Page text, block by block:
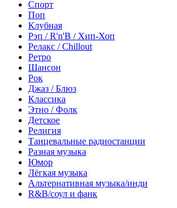
Спорт
Поп
Клубная
Рэп / R'n'B / Хип-Хоп
Релакс / Chillout
Ретро
Шансон
Рок
Джаз / Блюз
Классика
Этно / Фолк
Детское
Религия
Танцевальные радиостанции
Разная музыка
Юмор
Лёгкая музыка
Альтернативная музыка/инди
R&B/cоул и фанк